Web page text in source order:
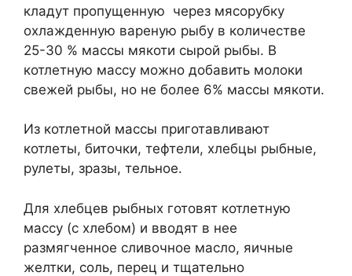
кладут пропущенную через мясорубку
охлажденную вареную рыбу в количестве
25-30 % массы мякоти сырой рыбы. В
котлетную массу можно добавить молоки
свежей рыбы, но не более 6% массы мякоти.
Из котлетной массы приготавливают
котлеты, биточки, тефтели, хлебцы рыбные,
рулеты, зразы, тельное.
Для хлебцев рыбных готовят котлетную
массу (с хлебом) и вводят в нее
размягченное сливочное масло, яичные
желтки, соль, перец и тщательно